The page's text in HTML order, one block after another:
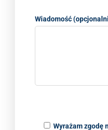
Wiadomość
Wyrażam zgodę